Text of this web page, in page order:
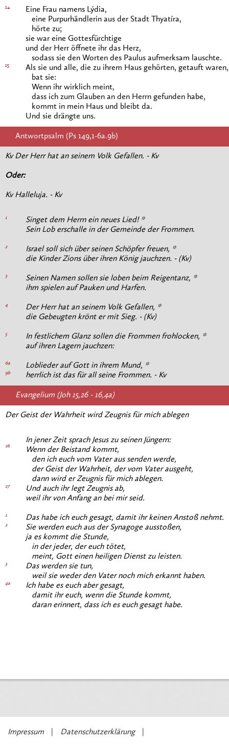
14
Eine Frau namens Lýdia,
eine Purpurhändlerin aus der Stadt Thyatíra,
hörte zu;
sie war eine Gottesfürchtige
und der Herr öffnete ihr das Herz,
sodass sie den Worten des Paulus aufmerksam lauschte.
15
Als sie und alle, die zu ihrem Haus gehörten, getauft waren,
bat sie:
Wenn ihr wirklich meint,
dass ich zum Glauben an den Herrn gefunden habe,
kommt in mein Haus und bleibt da.
Und sie drängte uns.
Antwortpsalm (Ps 149,1-6a.9b)
Kv Der Herr hat an seinem Volk Gefallen. - Kv
Oder:
Kv Halleluja. - Kv
1
Singet dem Herrn ein neues Lied! *
Sein Lob erschalle in der Gemeinde der Frommen.
2
Israel soll sich über seinen Schöpfer freuen, *
die Kinder Zions über ihren König jauchzen. - (Kv)
3
Seinen Namen sollen sie loben beim Reigentanz, *
ihm spielen auf Pauken und Harfen.
4
Der Herr hat an seinem Volk Gefallen, *
die Gebeugten krönt er mit Sieg. - (Kv)
5
In festlichem Glanz sollen die Frommen frohlocken, *
auf ihren Lagern jauchzen:
6a Loblieder auf Gott in ihrem Mund, *
9b herrlich ist das für all seine Frommen. - Kv
Evangelium (Joh 15,26 - 16,4a)
Der Geist der Wahrheit wird Zeugnis für mich ablegen
26
In jener Zeit sprach Jesus zu seinen Jüngern:
Wenn der Beistand kommt,
den ich euch vom Vater aus senden werde,
der Geist der Wahrheit, der vom Vater ausgeht,
dann wird er Zeugnis für mich ablegen.
27
Und auch ihr legt Zeugnis ab,
weil ihr von Anfang an bei mir seid.
1 Das habe ich euch gesagt, damit ihr keinen Anstoß nehmt.
2
Sie werden euch aus der Synagoge ausstoßen,
ja es kommt die Stunde,
in der jeder, der euch tötet,
meint, Gott einen heiligen Dienst zu leisten.
3
Das werden sie tun,
weil sie weder den Vater noch mich erkannt haben.
4a
Ich habe es euch aber gesagt,
damit ihr euch, wenn die Stunde kommt,
daran erinnert, dass ich es euch gesagt habe.
Impressum Datenschutzerklärung